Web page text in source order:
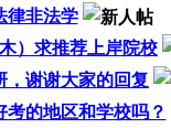
律非法学
）求推荐上岸院校
，谢谢大家的回复
的地区和学校吗？